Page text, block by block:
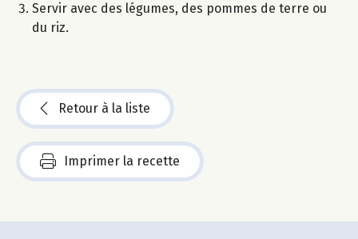
Servir avec des légumes, des pommes de terre ou
du riz.
Retour à la liste
Imprimer la recette